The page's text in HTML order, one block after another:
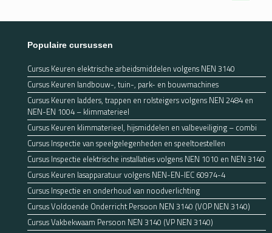
Populaire cursussen
Cursus Keuren elektrische arbeidsmiddelen volgens NEN 3140
Cursus Keuren landbouw-, tuin-, park- en bouwmachines
Cursus Keuren ladders, trappen en rolsteigers volgens NEN 2484 en
NEN-EN 1004 – klimmaterieel
Cursus Keuren klimmaterieel, hijsmiddelen en valbeveiliging – combi
Cursus Inspectie van speelgelegenheden en speeltoestellen
Cursus Inspectie elektrische installaties volgens NEN 1010 en NEN 3140
Cursus Keuren lasapparatuur volgens NEN-EN-IEC 60974-4
Cursus Inspectie en onderhoud van noodverlichting
Cursus Voldoende Onderricht Persoon NEN 3140 (VOP NEN 3140)
Cursus Vakbekwaam Persoon NEN 3140 (VP NEN 3140)